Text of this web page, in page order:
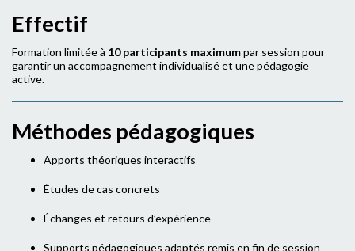
Effectif
Formation limitée à 10 participants maximumpar session pour
garantir un accompagnement individualisé et une pédagogie
active.
Méthodes pédagogiques
Apports théoriques interactifs
Études de cas concrets
Échanges et retours d’expérience
Supports pédagogiques adaptés remis en fin de session